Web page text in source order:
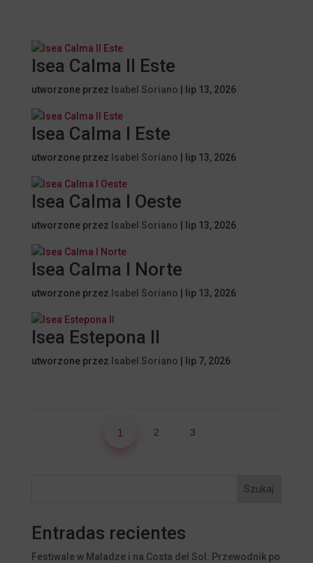
Isea Calma II Este
utworzone przez Isabel Soriano lip 13, 2026
Isea Calma I Este
utworzone przez Isabel Soriano lip 13, 2026
Isea Calma I Oeste
utworzone przez Isabel Soriano lip 13, 2026
Isea Calma I Norte
utworzone przez Isabel Soriano lip 13, 2026
Isea Estepona II
utworzone przez Isabel Soriano lip 7, 2026
1 2 3
Szukaj
Entradas recientes
Festiwale w Maladze i na Costa del Sol: Przewodnik po